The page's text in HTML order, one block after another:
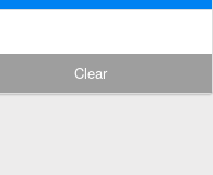
Clear